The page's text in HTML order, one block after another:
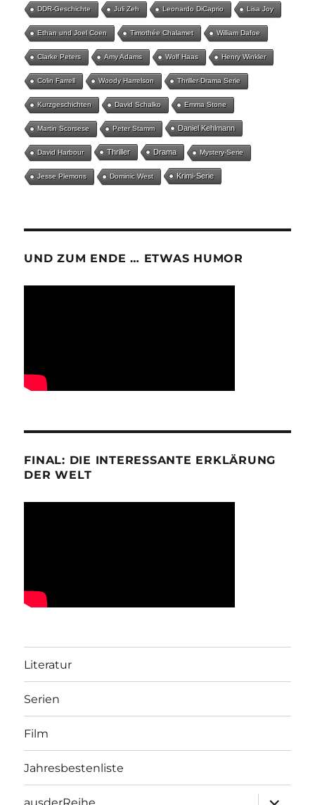
DDR-Geschichte Juli Zeh Leonardo DiCaprio Lisa Joy
Ethan und Joel Coen Timothée Chalamet William Dafoe
Clarke Peters Amy Adams Wolf Haas Henry Winkler
Colin Farrell Woody Harrelson Thriller-Drama Serie
Kurzgeschichten David Schalko Emma Stone
Martin Scorsese Peter Stamm Daniel Kehlmann
David Harbour Thriller Drama Mystery-Serie
Jesse Plemons Dominic West Krimi-Serie
UND ZUM ENDE … ETWAS HUMOR
FINAL: DIE INTERESSANTE ERKLÄRUNG
DER WELT
Literatur
Serien
Film
Jahresbestenliste
ausderReihe